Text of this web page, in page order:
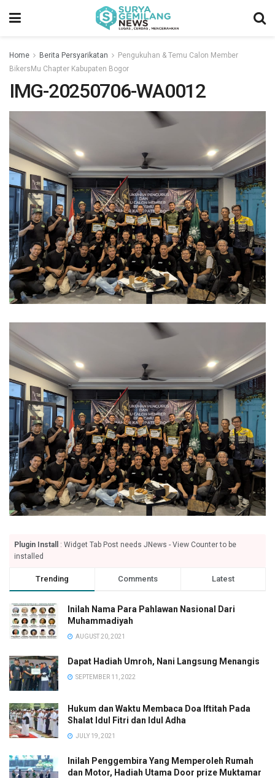
Home Berita Persyarikatan
Pengukuhan & Temu Calon Member
BikersMu Chapter Kabupaten Bogor
IMG-20250706-WA0012
Plugin Install
: Widget Tab Post needs JNews - View Counter to be
installed
Trending Comments Latest
Inilah Nama Para Pahlawan Nasional Dari
Muhammadiyah
AUGUST 20, 2021
Dapat Hadiah Umroh, Nani Langsung Menangis
SEPTEMBER 11, 2022
Hukum dan Waktu Membaca Doa Iftitah Pada
Shalat Idul Fitri dan Idul Adha
JULY 19, 2021
Inilah Penggembira Yang Memperoleh Rumah
dan Motor, Hadiah Utama Door prize Muktamar